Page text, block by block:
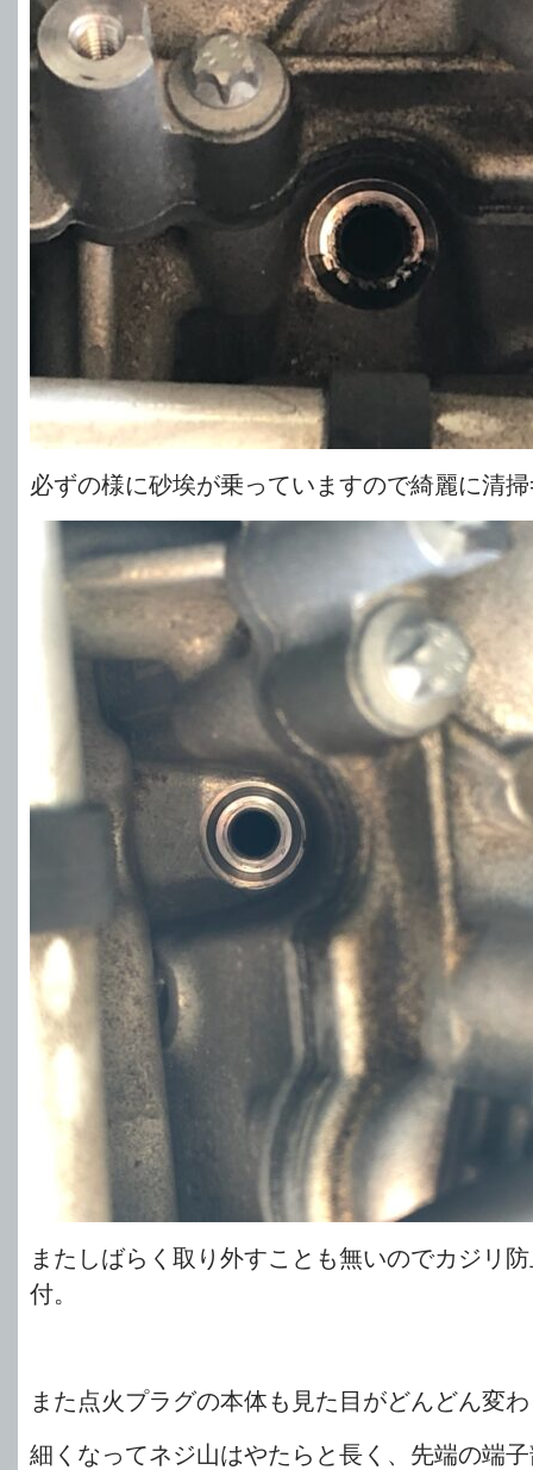
必ずの様に砂埃が乗っていますので綺麗に清
またしばらく取り外すことも無いのでカジリ
付。
また点火プラグの本体も見た目がどんどん変
細くなってネジ山はやたらと長く、先端の端